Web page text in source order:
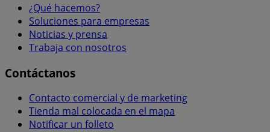
¿Qué hacemos?
Soluciones para empresas
Noticias y prensa
Trabaja con nosotros
Contáctanos
Contacto comercial y de marketing
Tienda mal colocada en el mapa
Notificar un folleto